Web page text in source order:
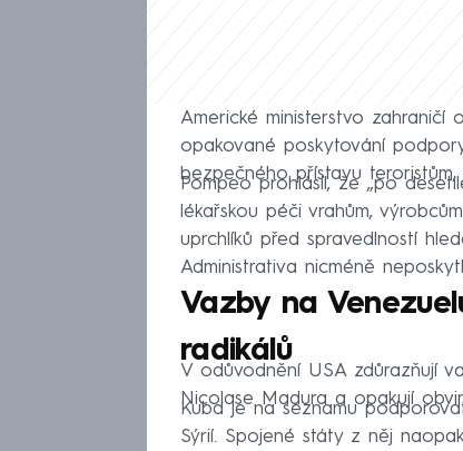
Americké ministerstvo zahraničí
opakované poskytování
bezpečného přístavu
Pompeo prohlásil, že „po
lékařskou péči vrahům,
uprchlíků před spravedlností
Administrativa nicméně
Vazby na
radikálů
V odůvodnění USA zdůrazňují
Nicolase Madura a opakují
Kuba je na seznamu
Sýrií. Spojené státy z něj